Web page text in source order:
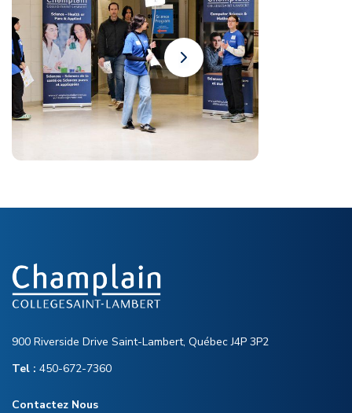
900 Riverside Drive Saint-Lambert, Québec J4P 3P2
Tel : 450-672-7360
Contactez Nous